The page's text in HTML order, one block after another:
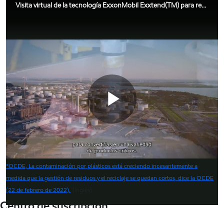
Visita virtual de la tecnología ExxonMobil Exxtend(TM) para reciclaje avanzado
Play
Video
Haz el recorrido virtual
Obtenga más información sobre la tecnología Exxtend™ para
el reciclaje avanzado.
*OCDE, La contaminación por plásticos está creciendo incesantemente a
medida que la gestión de residuos y el reciclaje se quedan cortos, dice la OCDE
(22 de febrero de 2022).